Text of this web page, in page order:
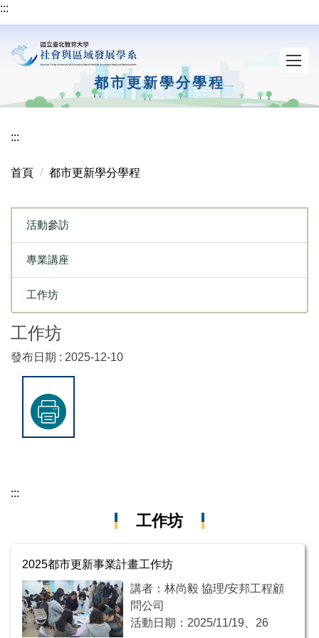
跳
到
主
要
:::
都市更新學分學程
:::
首頁 都市更新學分學程
活動參訪
專業講座
工作坊
工作坊
發布日期 : 2025-12-10
:::
工作坊
2025都市更新事業計畫工作坊
講者：林尚毅 協理/安邦工程顧
問公司
活動日期：2025/11/19、26